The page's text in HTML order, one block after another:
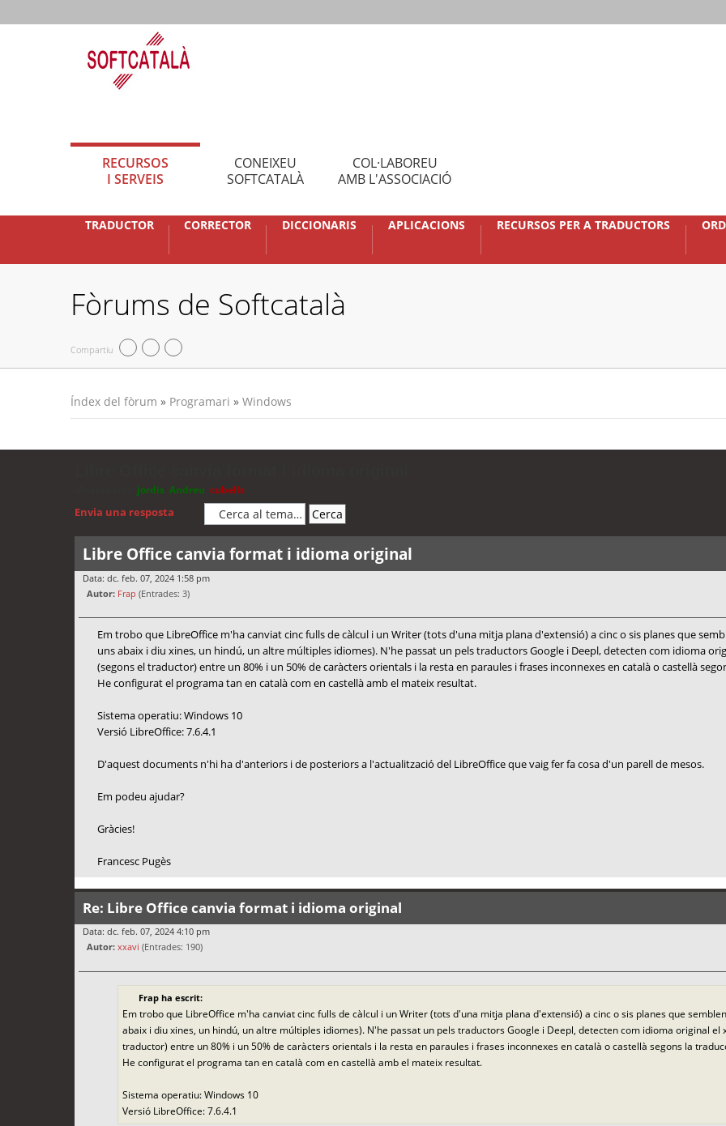
RECURSOS
I SERVEIS
CONEIXEU
SOFTCATALÀ
COL·LABOREU
AMB L'ASSOCIACIÓ
TRADUCTOR CORRECTOR DICCIONARIS APLICACIONS RECURSOS PER A TRADUCTORS
Fòrums de Softcatalà
Compartiu
Índex del fòrum » Programari » Windows
jordis Andreu cubells
Envia una resposta
Libre Office canvia format i idioma original
Data: dc. feb. 07, 2024 1:58 pm
Autor: Frap (Entrades: 3)
Em trobo que LibreOffice m'ha canviat cinc fulls de càlcul i un Writer (tots d'una mitja plana d'extensió) a cinc o sis planes que
uns abaix i diu xines, un hindú, un altre múltiples idiomes). N'he passat un pels traductors Google i Deepl, detecten com idioma
(segons el traductor) entre un 80% i un 50% de caràcters orientals i la resta en paraules i frases inconnexes en català o castellà
He configurat el programa tan en català com en castellà amb el mateix resultat.
Sistema operatiu: Windows 10
Versió LibreOffice: 7.6.4.1
D'aquest documents n'hi ha d'anteriors i de posteriors a l'actualització del LibreOffice que vaig fer fa cosa d'un parell de mesos.
Em podeu ajudar?
Gràcies!
Francesc Pugès
Re: Libre Office canvia format i idioma original
Data: dc. feb. 07, 2024 4:10 pm
Autor: xxavi (Entrades: 190)
Frap ha escrit:
Em trobo que LibreOffice m'ha canviat cinc fulls de càlcul i un Writer (tots d'una mitja plana d'extensió) a cinc o sis planes que
abaix i diu xines, un hindú, un altre múltiples idiomes). N'he passat un pels traductors Google i Deepl, detecten com idioma original
traductor) entre un 80% i un 50% de caràcters orientals i la resta en paraules i frases inconnexes en català o castellà segons la
He configurat el programa tan en català com en castellà amb el mateix resultat.
Sistema operatiu: Windows 10
Versió LibreOffice: 7.6.4.1